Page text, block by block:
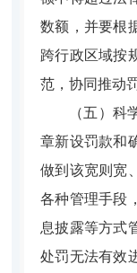
数额，并要根
跨行政区域按
范，协同推动
（五）科
章新设罚款和
做到该宽则宽
各种管理手段
息披露等方式
处罚无法有效